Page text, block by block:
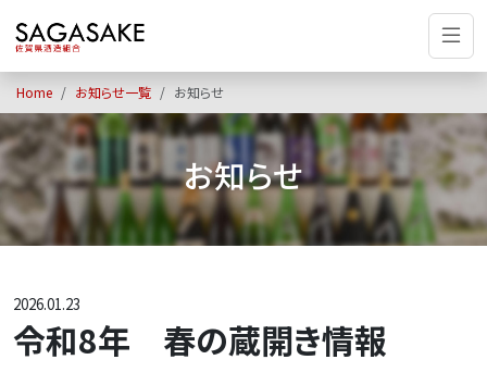
Home お知らせ一覧 お知らせ
お知らせ
2026.01.23
令和8年 春の蔵開き情報